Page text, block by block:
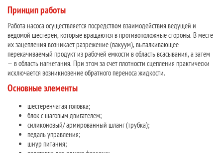
Принцип работы
Работа насоса осуществляется посредством взаимодействия ведущей и
ведомой шестерен, которые вращаются в противоположные стороны. В месте
их зацепления возникает разрежение (вакуум), выталкивающее
перекачиваемый продукт из рабочей емкости в область всасывания, а затем
— в область нагнетания. При этом за счет плотности сцепления практически
исключается возникновение обратного переноса жидкости.
Основные элементы
шестеренчатая головка;
блок с шаговым двигателем;
силиконовый/ армированный шланг (трубка);
педаль управления;
шнур питания;